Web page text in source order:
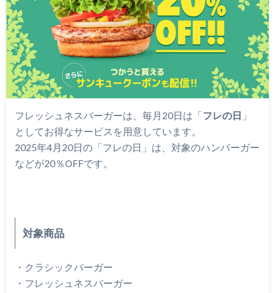
フレッシュネスバーガーは、毎月20日は「フレの日 」
としてお得なサービスを用意しています。
2025年4月20日の「フレの日」は、対象のハンバーガー
などが20％OFFです。
対象商品
・クラシックバーガー
・フレッシュネスバーガー